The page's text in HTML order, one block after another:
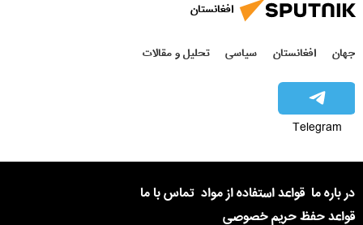
افغانستان
جهان افغانستان سیاسی تحلیل و مقالات
Telegram
در باره ما قواعد استفاده از مواد تماس با ما
قواعد حفظ حریم خصوصی